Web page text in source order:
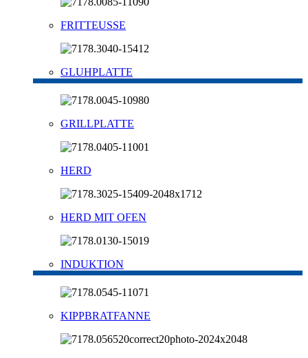
FRITTEUSSE
GLUHPLATTE
GRILLPLATTE
HERD
HERD MIT OFEN
INDUKTION
KIPPBRATFANNE